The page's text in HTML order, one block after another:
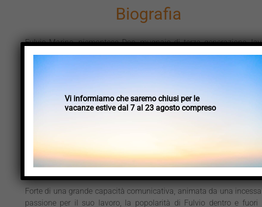
Biografia
Fulvio Marino, piemontese Doc, mugnaio di terza generazione,
nell’azienda di famiglia in provincia di Cuneo,Mulino Marino,
occupa di ricerca e sviluppo. Dal 2013 è responsabile delle
Divulgatore e docente presso il CNM Italia,Istituto di
team di esperti e opinion leader provenienti dal campo della
scientifica italiana e internazionale.
Forte di una grande capacità comunicativa, animata da una
passione per il suo lavoro, la popolarità di Fulvio dentro e fuori
Vi informiamo che saremo chiusi per le
vacanze estive dal 7 al 23 agosto compreso